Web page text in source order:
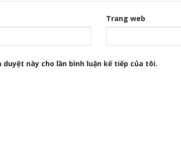
Trang web
này cho lần bình luận kế tiếp của tôi.